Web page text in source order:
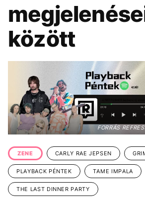
UTAZÁS
ÉLETMÓD DESIGN
BESZÉLGETÉSEK
VIDEÓ
GASZTRO
között
FORRÁS
ZENE CARLY RAE JEPSEN
PLAYBACK PÉNTEK TAME IMPALA
THE LAST DINNER PARTY